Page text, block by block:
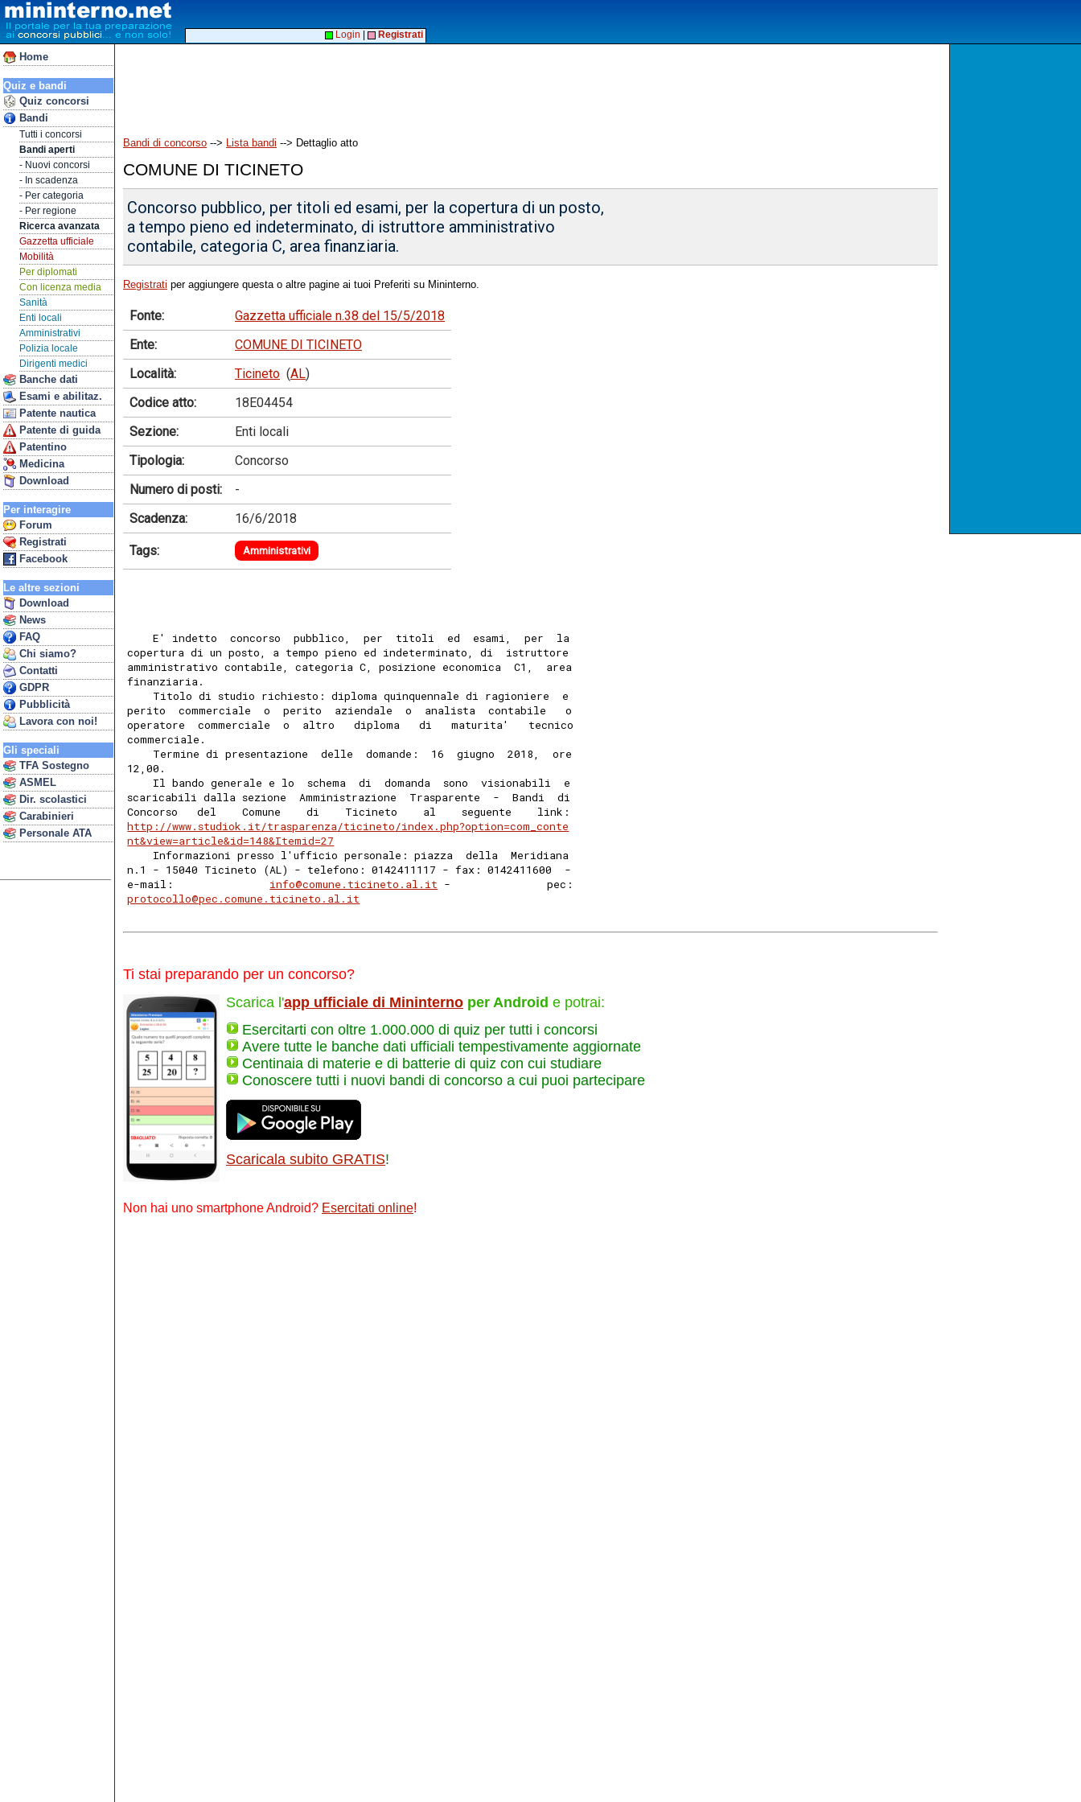
Home
Quiz e bandi
Quiz concorsi
Bandi
Tutti i concorsi
Bandi aperti
- Nuovi concorsi
- In scadenza
- Per categoria
- Per regione
Ricerca avanzata
Gazzetta ufficiale
Mobilità
Per diplomati
Con licenza media
Sanità
Enti locali
Amministrativi
Polizia locale
Dirigenti medici
Banche dati
Esami e abilitaz.
Patente nautica
Patente di guida
Patentino
Medicina
Download
Per interagire
Forum
Registrati
Facebook
Le altre sezioni
Download
News
FAQ
Chi siamo?
Contatti
GDPR
Pubblicità
Lavora con noi!
Gli speciali
TFA Sostegno
ASMEL
Dir. scolastici
Carabinieri
Personale ATA
Login Registrati
Bandi di concorso --> Lista bandi --> Dettaglio atto
COMUNE DI TICINETO
Concorso pubblico, per titoli ed esami, per la copertura di un posto,
a tempo pieno ed indeterminato, di istruttore amministrativo
contabile, categoria C, area finanziaria.
Registrati per aggiungere questa o altre pagine ai tuoi Preferiti su Mininterno.
Fonte:
Gazzetta ufficiale n.38 del 15/5/2018
Ente:
COMUNE DI TICINETO
Località:
Ticineto (AL)
Codice atto:
18E04454
Sezione:
Enti locali
Tipologia:
Concorso
Numero di posti:
-
Scadenza:
16/6/2018
Tags: Amministrativi
    E' indetto  concorso  pubblico,  per  titoli  ed  esami,  per  la
copertura di un posto, a tempo pieno ed indeterminato, di  istruttore
amministrativo contabile, categoria C, posizione economica  C1,  area
finanziaria.
    Titolo di studio richiesto: diploma quinquennale di ragioniere  e
perito  commerciale  o  perito  aziendale  o  analista  contabile   o
operatore  commerciale  o  altro   diploma   di   maturita'   tecnico
commerciale.
    Termine di presentazione  delle  domande:  16  giugno  2018,  ore
12,00.
    Il bando generale e lo  schema  di  domanda  sono  visionabili  e
scaricabili dalla sezione  Amministrazione  Trasparente  -  Bandi  di
Concorso   del    Comune    di    Ticineto    al    seguente    link:
http://www.studiok.it/trasparenza/ticineto/index.php?option=com_conte
nt&view=article&id=148&Itemid=27
    Informazioni presso l'ufficio personale: piazza  della  Meridiana
n.1 - 15040 Ticineto (AL) - telefono: 0142411117 - fax: 0142411600  -
e-mail: info@comune.ticineto.al.it -               pec:
protocollo@pec.comune.ticineto.al.it
Ti stai preparando per un concorso?
Scarica l'app ufficiale di Mininterno per Android e potrai:
Esercitarti con oltre 1.000.000 di quiz per tutti i concorsi
Avere tutte le banche dati ufficiali tempestivamente aggiornate
Centinaia di materie e di batterie di quiz con cui studiare
Conoscere tutti i nuovi bandi di concorso a cui puoi partecipare
Scaricala subito GRATIS!
Non hai uno smartphone Android? Esercitati online!